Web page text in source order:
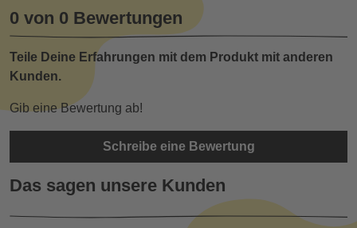
0 von 0 Bewertungen
Teile Deine Erfahrungen mit dem Produkt mit anderen
Kunden.
Gib eine Bewertung ab!
Schreibe eine Bewertung
Das sagen unsere Kunden